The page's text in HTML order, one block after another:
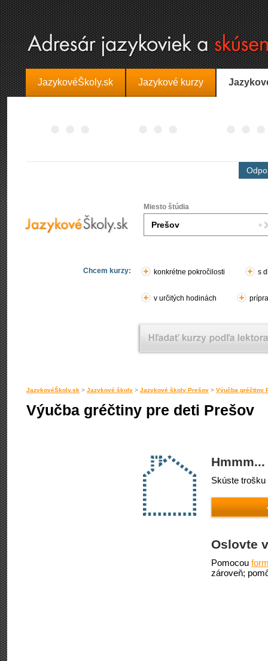
JazykovéŠkoly.sk Jazykové kurzy
Miesto štúdia
Chcem kurzy: konkrétne pokročilosti s
v určitých hodinách
JazykovéŠkoly.sk > Jazykové školy > Jazykové školy Prešov > Výučba gréčtiny
Výučba gréčtiny pre deti Prešov
Skúste
Oslovte
Pomocou
zároveň;